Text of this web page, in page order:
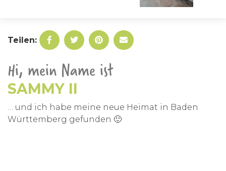
Teilen:
Hi, mein Name ist
SAMMY II
… und ich habe meine neue Heimat in Baden
Württemberg gefunden 🙂